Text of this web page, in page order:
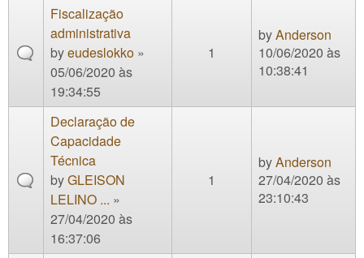
Fiscalização
administrativa
byeudeslokko »
05/06/2020 às
19:34:55
1
byAnderson
10/06/2020 às
10:38:41
Declaração de
Capacidade
Técnica
byGLEISON
LELINO ... »
27/04/2020 às
16:37:06
1
byAnderson
27/04/2020 às
23:10:43